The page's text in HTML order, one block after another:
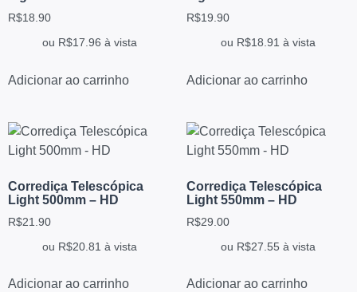
R$18.90
ou R$17.96 à vista
Adicionar ao carrinho
R$19.90
ou R$18.91 à vista
Adicionar ao carrinho
Corrediça Telescópica
Light 500mm – HD
R$21.90
ou R$20.81 à vista
Adicionar ao carrinho
Corrediça Telescópica
Light 550mm – HD
R$29.00
ou R$27.55 à vista
Adicionar ao carrinho